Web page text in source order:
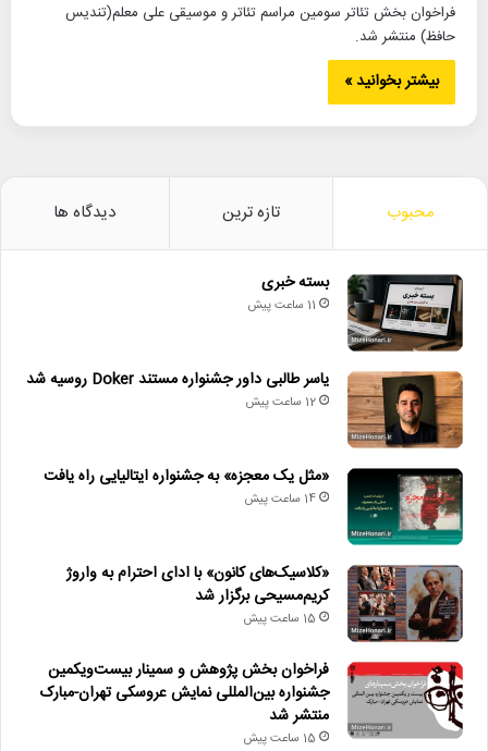
فراخوان بخش تئاتر سومین مراسم تئاتر و موسیقی علی معلم(تندیس
حافظ) منتشر شد.
بیشتر بخوانید »
محبوب تازه ترین دیدگاه ها
بسته خبری
11 ساعت پیش
یاسر طالبی داور جشنواره مستند Doker روسیه شد
12 ساعت پیش
«مثل یک معجزه» به جشنواره ایتالیایی راه یافت
14 ساعت پیش
«کلاسیک‌های کانون» با ادای احترام به واروژ
کریم‌مسیحی برگزار شد
15 ساعت پیش
فراخوان بخش پژوهش و سمینار بیست‌ویکمین
جشنواره بین‌المللی نمایش عروسکی تهران-مبارک
منتشر شد
15 ساعت پیش